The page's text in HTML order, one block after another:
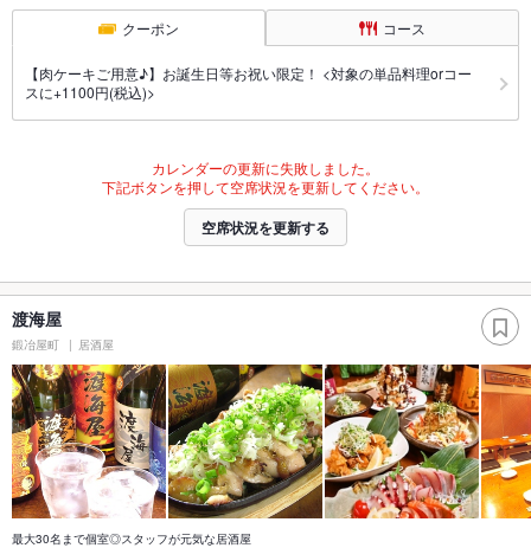
クーポン コース
【肉ケーキご用意♪】お誕生日等お祝い限定！ <対象の単品料理orコー
スに+1100円(税込)>
カレンダーの更新に失敗しました。
下記ボタンを押して空席状況を更新してください。
空席状況を更新する
渡海屋
鍛冶屋町 居酒屋
最大30名まで個室◎スタッフが元気な居酒屋